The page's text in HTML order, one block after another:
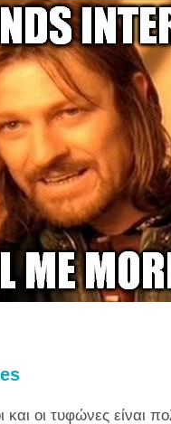
και οι τυφώνες είναι